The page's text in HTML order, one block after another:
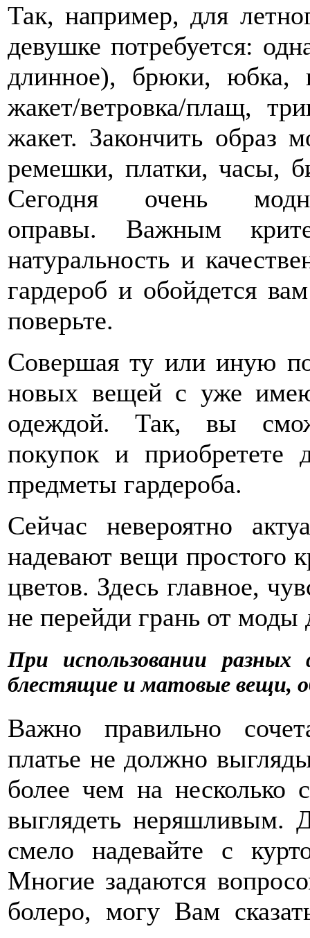
Так, например, для
девушке потребуется:
длинное), брюки,
жакет/ветровка/плащ,
жакет. Закончить образ
ремешки, платки, часы,
Сегодня очень
оправы. Важным
натуральность и
гардероб и обойдется
поверьте.
Совершая ту или иную
новых вещей с уже
одеждой. Так, вы
покупок и приобретете
предметы гардероба.
Сейчас невероятно
надевают вещи простого
цветов. Здесь главное,
не перейди грань от
При использовании разных
блестящие и матовые вещи,
Важно правильно
платье не должно
более чем на несколько
выглядеть неряшливым.
смело надевайте с
Многие задаются
болеро, могу Вам